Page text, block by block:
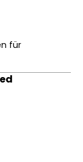
für